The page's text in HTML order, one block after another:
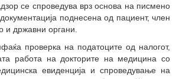
се спроведува врз основа на писмено
поднесена од пациент, член
и државни органи.
проверка на податоците од налогот,
работа на докторите на медицина со
евиденција и спроведување на